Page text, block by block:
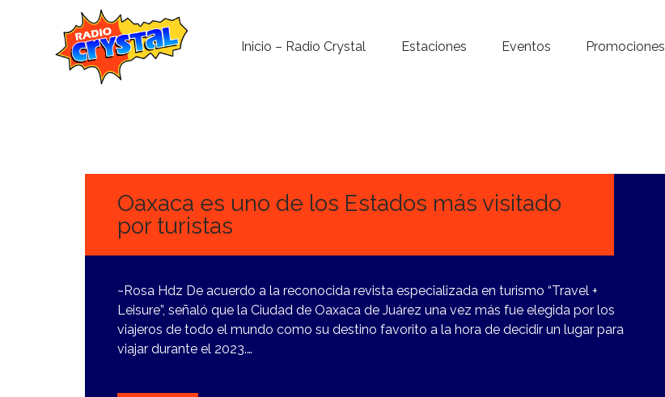
Inicio – Radio Crystal Estaciones Eventos Promociones
Noticias
Contacto
Oaxaca es uno de los Estados más visitado
por turistas
~Rosa Hdz De acuerdo a la reconocida revista especializada en turismo “Travel +
Leisure”, señaló que la Ciudad de Oaxaca de Juárez una vez más fue elegida por los
viajeros de todo el mundo como su destino favorito a la hora de decidir un lugar para
viajar durante el 2023.…